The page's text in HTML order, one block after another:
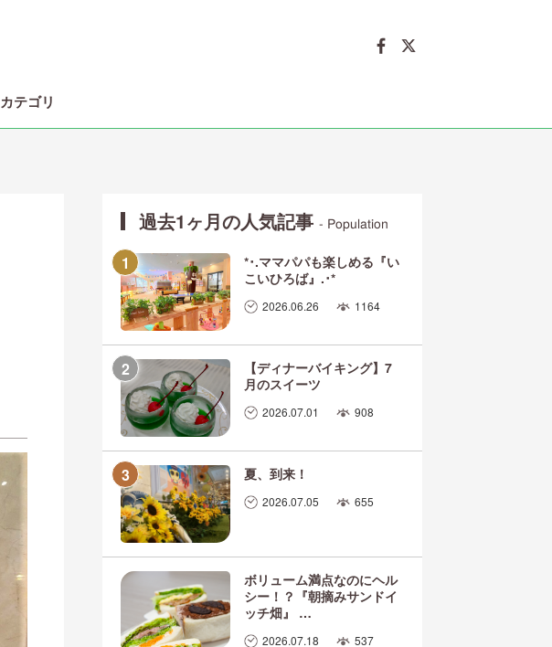
カテゴリ
過去1ヶ月の人気記事- Population
*･.ママパパも楽しめる『い
こいひろば』.･*
2026.06.26 1164
【ディナーバイキング】7
月のスイーツ
2026.07.01 908
夏、到来！
2026.07.05 655
ボリューム満点なのにヘル
シー！？『朝摘みサンドイ
ッチ畑』 …
2026.07.18 537